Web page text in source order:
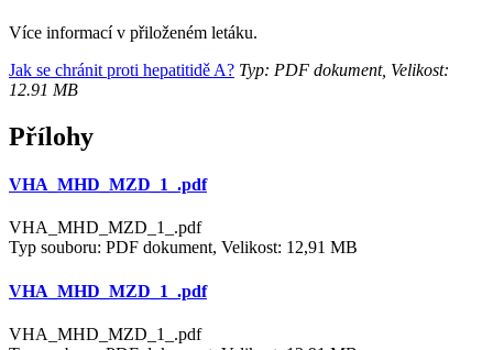
Více informací v přiloženém letáku.
Jak se chránit proti hepatitidě A? Typ: PDF dokument, Velikost:
12.91 MB
Přílohy
VHA_MHD_MZD_1_.pdf
VHA_MHD_MZD_1_.pdf
Typ souboru: PDF dokument, Velikost: 12,91 MB
VHA_MHD_MZD_1_.pdf
VHA_MHD_MZD_1_.pdf